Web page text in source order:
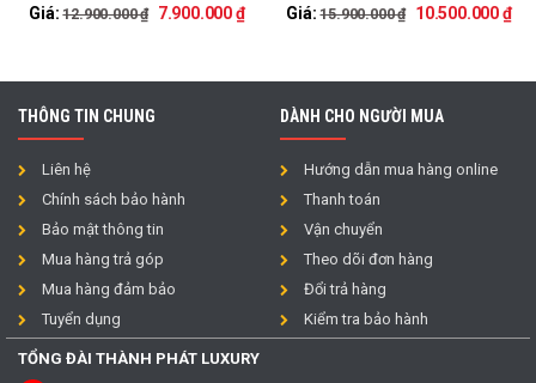
TTG10
Giá: 12.900.000₫ 7.900.000₫
TTG25
Giá: 15.900.000₫ 10.500.000₫
THÔNG TIN CHUNG
Liên hệ
Chính sách bảo hành
Bảo mật thông tin
Mua hàng trả góp
Mua hàng đảm bảo
Tuyển dụng
DÀNH CHO NGƯỜI MUA
Hướng dẫn mua hàng online
Thanh toán
Vận chuyển
Theo dõi đơn hàng
Đổi trả hàng
Kiểm tra bảo hành
TỔNG ĐÀI THÀNH PHÁT LUXURY